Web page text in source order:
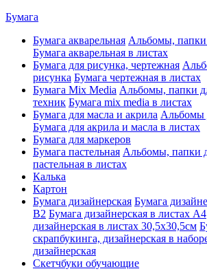
Бумага
Бумага акварельная Альбомы, папки
Бумага акварельная в листах
Бумага для рисунка, чертежная
рисунка Бумага чертежная в листах
Бумага Mix Media Альбомы, папки
техник Бумага mix media в листах
Бумага для масла и акрила Альбомы
Бумага для акрила и масла в листах
Бумага для маркеров
Бумага пастельная Альбомы, папки
пастельная в листах
Калька
Картон
Бумага дизайнерская Бумага
В2 Бумага дизайнерская в листах А4
дизайнерская в листах 30,5х30,5см
скрапбукинга, дизайнерская в
дизайнерская
Скетчбуки обучающие